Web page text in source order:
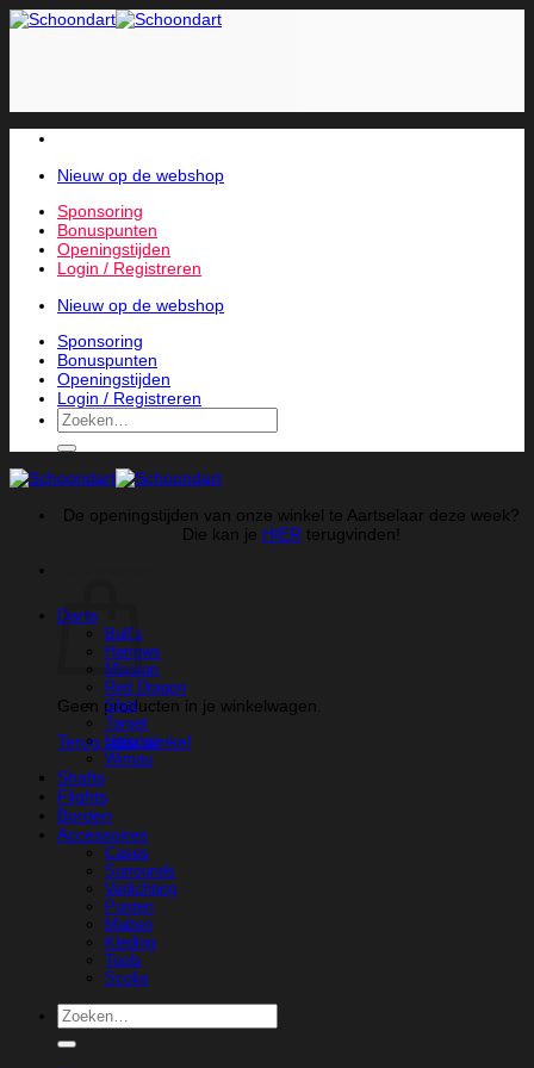
Skip
Nieuw op de webshop
Sponsoring
Bonuspunten
Openingstijden
Login / Registreren
Nieuw op de webshop
Sponsoring
Bonuspunten
Openingstijden
Login / Registreren
Zoeken
naar:
De openingstijden van onze winkel te Aartselaar deze week?
Die kan je HIER terugvinden!
Geen producten in je winkelwagen.
Terug naar winkel
Darts
Bull’s
Harrows
Mission
Red Dragon
Shot
Target
Unicorn
Wimau
Shafts
Flights
Borden
Accessoires
Cases
Surrounds
Verlichting
Punten
Matten
Kleding
Tools
Scolia
Zoeken
naar: